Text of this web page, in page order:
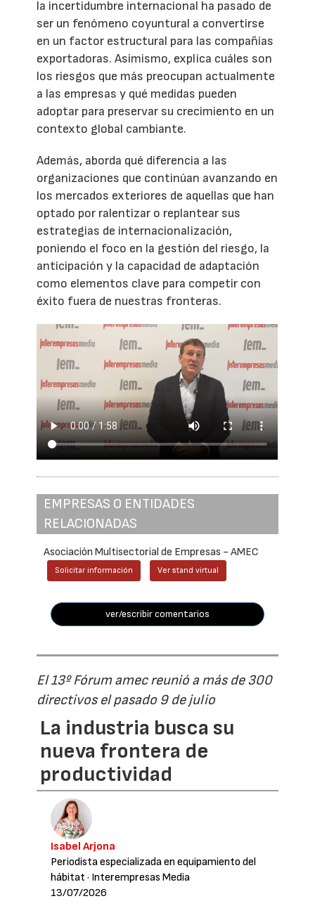
la incertidumbre internacional ha pasado de
ser un fenómeno coyuntural a convertirse
en un factor estructural para las compañías
exportadoras. Asimismo, explica cuáles son
los riesgos que más preocupan actualmente
a las empresas y qué medidas pueden
adoptar para preservar su crecimiento en un
contexto global cambiante.
Además, aborda qué diferencia a las
organizaciones que continúan avanzando en
los mercados exteriores de aquellas que han
optado por ralentizar o replantear sus
estrategias de internacionalización,
poniendo el foco en la gestión del riesgo, la
anticipación y la capacidad de adaptación
como elementos clave para competir con
éxito fuera de nuestras fronteras.
EMPRESAS O ENTIDADES
RELACIONADAS
Asociación Multisectorial de Empresas - AMEC
Solicitar información Ver stand virtual
ver/escribir comentarios
El 13º Fórum amec reunió a más de 300
directivos el pasado 9 de julio
La industria busca su
nueva frontera de
productividad
Isabel Arjona
Periodista especializada en equipamiento del
hábitat · Interempresas Media
13/07/2026